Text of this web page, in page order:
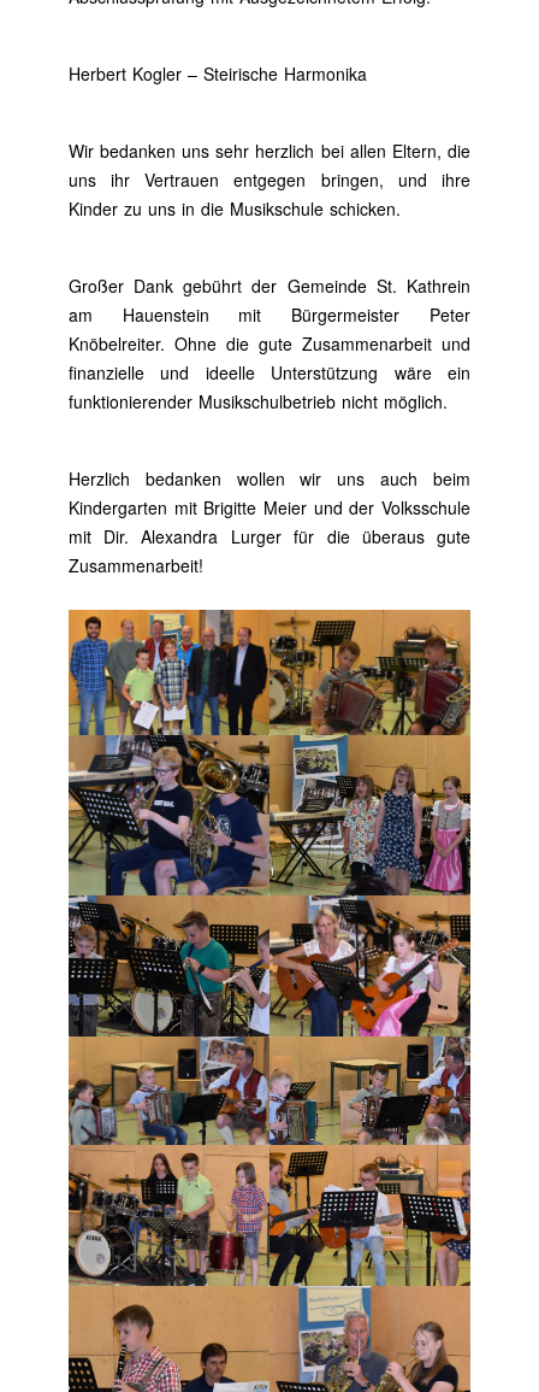
Herbert Kogler – Steirische Harmonika
Wir bedanken uns sehr herzlich bei allen Eltern, die
uns ihr Vertrauen entgegen bringen, und ihre
Kinder zu uns in die Musikschule schicken.
Großer Dank gebührt der Gemeinde St. Kathrein
am Hauenstein mit Bürgermeister Peter
Knöbelreiter. Ohne die gute Zusammenarbeit und
finanzielle und ideelle Unterstützung wäre ein
funktionierender Musikschulbetrieb nicht möglich.
Herzlich bedanken wollen wir uns auch beim
Kindergarten mit Brigitte Meier und der Volksschule
mit Dir. Alexandra Lurger für die überaus gute
Zusammenarbeit!